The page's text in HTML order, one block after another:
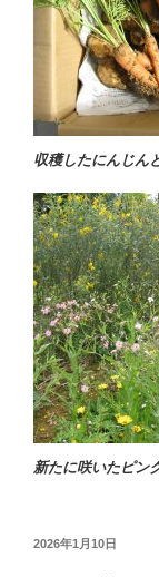
収穫したにんじん
新たに咲いたピン
投
2026年1月10日